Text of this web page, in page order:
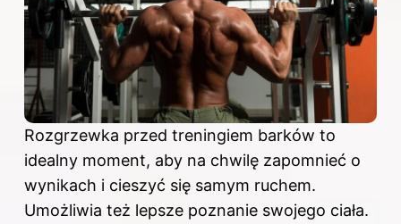
Rozgrzewka przed treningiem barków to
idealny moment, aby na chwilę zapomnieć o
wynikach i cieszyć się samym ruchem.
Umożliwia też lepsze poznanie swojego ciała.